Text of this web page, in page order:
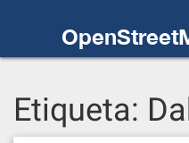
Etiqueta: